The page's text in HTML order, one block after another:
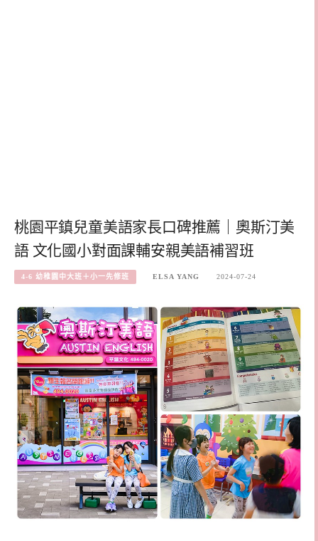
桃園平鎮兒童美語家長口碑推薦｜奧斯汀美
語 文化國小對面課輔安親美語補習班
4-6 幼稚園中大班＋小一先修班 ELSA YANG 2024-07-24